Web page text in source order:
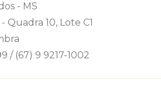
- MS
Quadra 10, Lote C1
/ (67) 9 9217-1002